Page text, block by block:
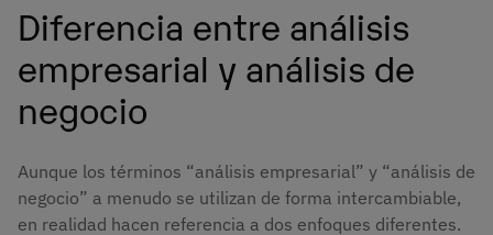
Diferencia entre análisis
empresarial y análisis de
negocio
Aunque los términos “análisis empresarial” y “análisis de
negocio” a menudo se utilizan de forma intercambiable,
en realidad hacen referencia a dos enfoques diferentes.